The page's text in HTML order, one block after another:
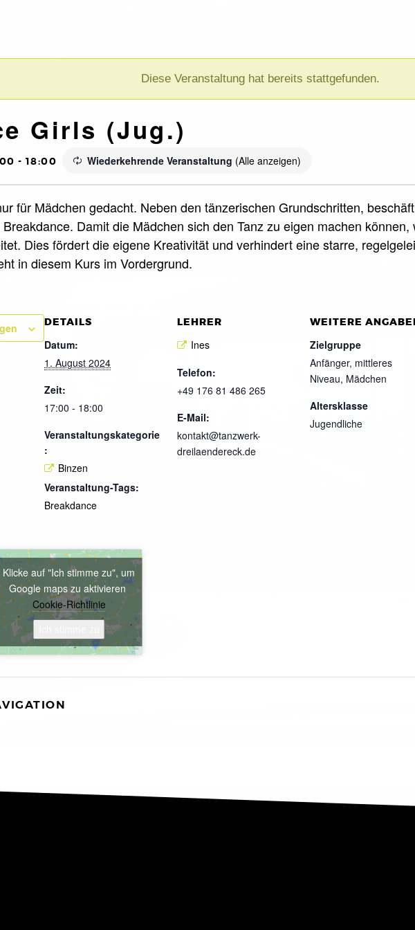
Diese Veranstaltung hat bereits stattgefunden.
Girls (Jug.)
- 18:00 Wiederkehrende Veranstaltung (Alle anzeigen)
für Mädchen gedacht. Neben den tänzerischen Grundschritten,
Damit die Mädchen sich den Tanz zu eigen machen
Dies fördert die eigene Kreativität und verhindert eine starre,
in diesem Kurs im Vordergrund.
DETAILS
Datum:
1. August 2024
Zeit:
17:00 - 18:00
Veranstaltungskategorie
:
Binzen
Veranstaltung-Tags:
Breakdance
LEHRER
Ines
Telefon:
+49 176 81 486 265
E-Mail:
kontakt@tanzwerk-
dreilaendereck.de
WEITERE
Zielgruppe
Anfänger, mittleres
Niveau, Mädchen
Altersklasse
Jugendliche
Klicke auf "Ich stimme zu", um
Google maps zu aktivieren
Cookie-Richtlinie